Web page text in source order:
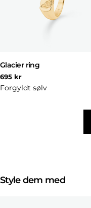
Glacier ring
Normal
pris
695 kr
Forgyldt sølv
Style dem med